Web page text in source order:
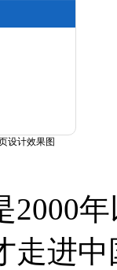
设计效果图
2000
走进